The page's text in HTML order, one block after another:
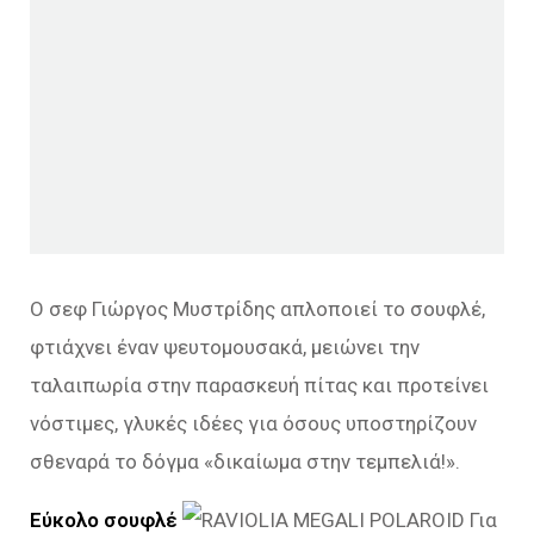
Ο σεφ Γιώργος Μυστρίδης απλοποιεί το σουφλέ,
φτιάχνει έναν ψευτομουσακά, μειώνει την
ταλαιπωρία στην παρασκευή πίτας και προτείνει
νόστιμες, γλυκές ιδέες για όσους υποστηρίζουν
σθεναρά το δόγμα «δικαίωμα στην τεμπελιά!».
Εύκολο σουφλέ
Για